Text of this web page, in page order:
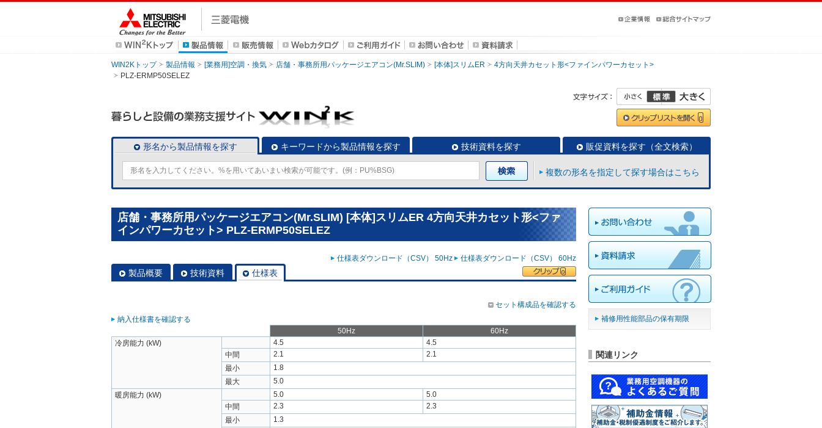
WIN2Kトップ 製品情報 [業務用]空調・換気 店舗・事務所用パッケージエアコン(Mr.SLIM) [本体]スリムER
4方向天井カセット形<ファインパワーカセット>
PLZ-ERMP50SELEZ
形名から製品情報を探す キーワードから製品情報を探す 技術資料を探す 販促資料を探す（全文検索）
複数の形名を指定して探す場合はこちら
店舗・事務所用パッケージエアコン(Mr.SLIM) [本体]スリムER 4方向天井カセット形<ファ
インパワーカセット> PLZ-ERMP50SELEZ
仕様表ダウンロード（CSV） 50Hz 仕様表ダウンロード（CSV） 60Hz
製品概要 技術資料 仕様表
セット構成品を確認する
納入仕様書を確認する
50Hz
60Hz
冷房能力 (kW)
4.5
4.5
中間
2.1
2.1
最小
1.8
最大
5.0
暖房能力 (kW)
5.0
5.0
中間
2.3
2.3
最小
1.3
補修用性能部品の保有期限
関連リンク